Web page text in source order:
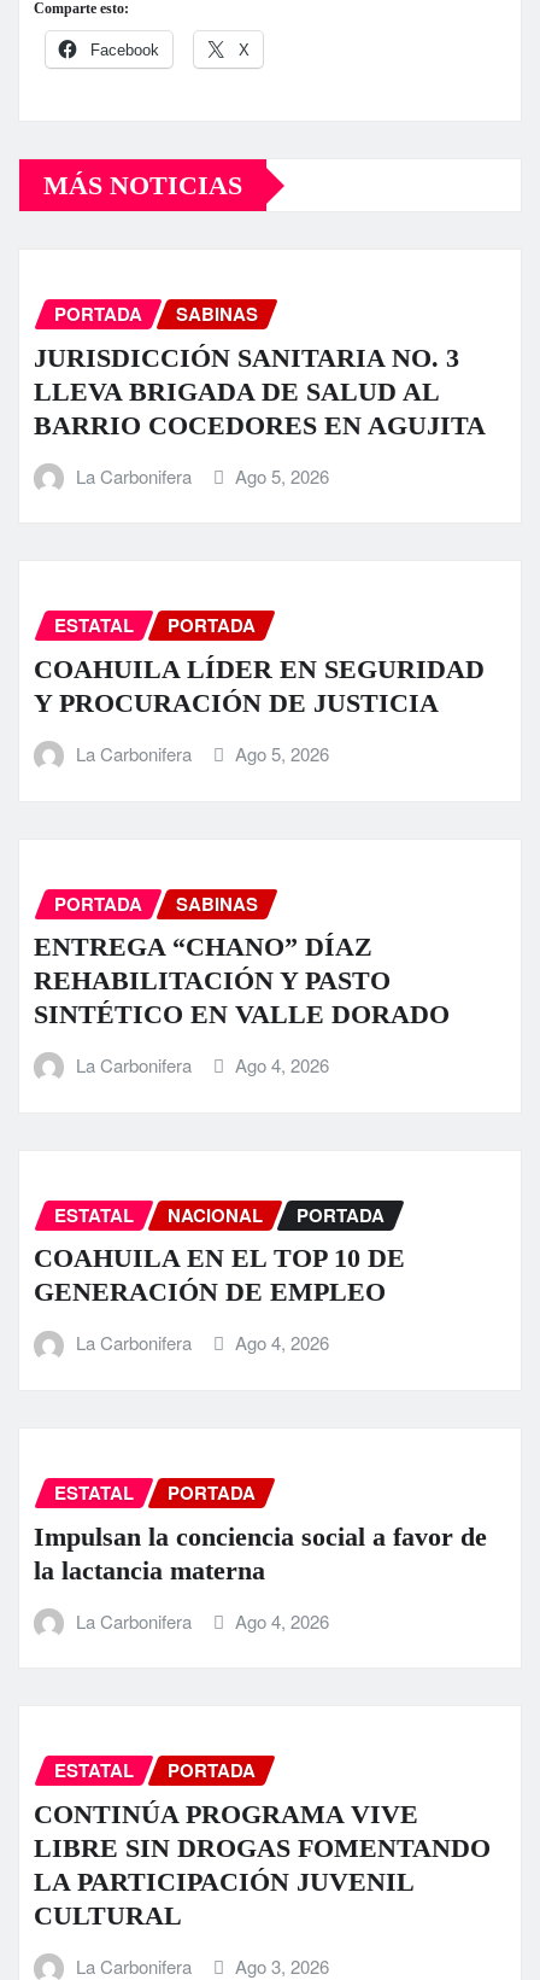
Comparte esto:
Facebook X
MÁS NOTICIAS
PORTADA SABINAS
JURISDICCIÓN SANITARIA NO. 3
LLEVA BRIGADA DE SALUD AL
BARRIO COCEDORES EN AGUJITA
La Carbonifera Ago 5, 2026
ESTATAL PORTADA
COAHUILA LÍDER EN SEGURIDAD
Y PROCURACIÓN DE JUSTICIA
La Carbonifera Ago 5, 2026
PORTADA SABINAS
ENTREGA “CHANO” DÍAZ
REHABILITACIÓN Y PASTO
SINTÉTICO EN VALLE DORADO
La Carbonifera Ago 4, 2026
ESTATAL NACIONAL PORTADA
COAHUILA EN EL TOP 10 DE
GENERACIÓN DE EMPLEO
La Carbonifera Ago 4, 2026
ESTATAL PORTADA
Impulsan la conciencia social a favor de
la lactancia materna
La Carbonifera Ago 4, 2026
ESTATAL PORTADA
CONTINÚA PROGRAMA VIVE
LIBRE SIN DROGAS FOMENTANDO
LA PARTICIPACIÓN JUVENIL
CULTURAL
La Carbonifera Ago 3, 2026